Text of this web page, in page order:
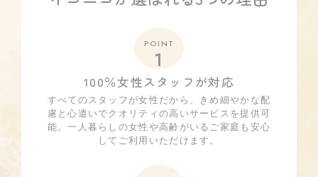
POINT
1
100％女性スタッフが対応
すべてのスタッフが女性だから、きめ細やかな配
慮と心遣いでクオリティの高いサービスを提供可
能。一人暮らしの女性や高齢がいるご家庭も安心
してご利用いただけます。